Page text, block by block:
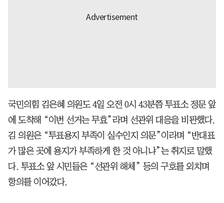
국민의힘 김은혜 의원도 4일 오전 0시 43분쯤 투표소 정문 앞
에 도착해 “이번 선거는 무효”라며 선관위 대응을 비판했다.
김 의원은 “투표용지 부족이 실수인지 의문”이라며 “반대표
가 많은 곳에 용지가 부족하게 한 것 아니냐”는 취지로 말했
다. 투표소 앞 시민들은 “선관위 해체” 등의 구호를 외치며
항의를 이어갔다.